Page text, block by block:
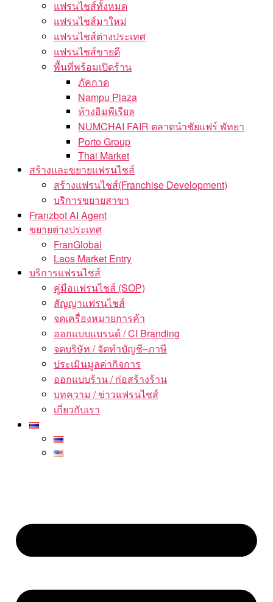
แฟรนไชส์ทั้งหมด
แฟรนไชส์มาใหม่
แฟรนไชส์ต่างประเทศ
แฟรนไชส์ขายดี
พื้นที่พร้อมเปิดร้าน
ภัคกาด
Nampu Plaza
ห้างอิมพีเรียล
NUMCHAI FAIR ตลาดนำชัยแฟร์ พัทยา
Porto Group
Thai Market
สร้างและขยายแฟรนไชส์
สร้างแฟรนไชส์(Franchise Development)
บริการขยายสาขา
Franzbot AI Agent
ขยายต่างประเทศ
FranGlobal
Laos Market Entry
บริการแฟรนไชส์
คู่มือแฟรนไชส์ (SOP)
สัญญาแฟรนไชส์
จดเครื่องหมายการค้า
ออกแบบแบรนด์ / CI Branding
จดบริษัท / จัดทำบัญชี–ภาษี
ประเมินมูลค่ากิจการ
ออกแบบร้าน / ก่อสร้างร้าน
บทความ / ข่าวแฟรนไชส์
เกี่ยวกับเรา